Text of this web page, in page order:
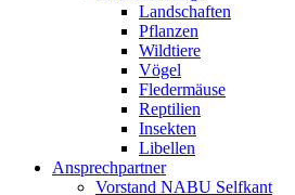
Landschaften
Pflanzen
Wildtiere
Vögel
Fledermäuse
Reptilien
Insekten
Libellen
Ansprechpartner
Vorstand NABU Selfkant